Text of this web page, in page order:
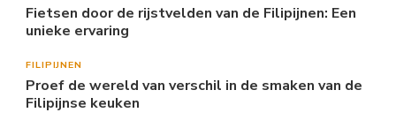
Fietsen door de rijstvelden van de Filipijnen: Een
unieke ervaring
FILIPIJNEN
Proef de wereld van verschil in de smaken van de
Filipijnse keuken